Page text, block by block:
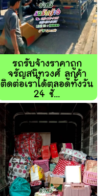
รถรับจ้างราคาถูก
จรัญสนิทวงศ์ ลูกค้า
ติดต่อเราได้ตลอดทั้งวัน
24 ชั่...